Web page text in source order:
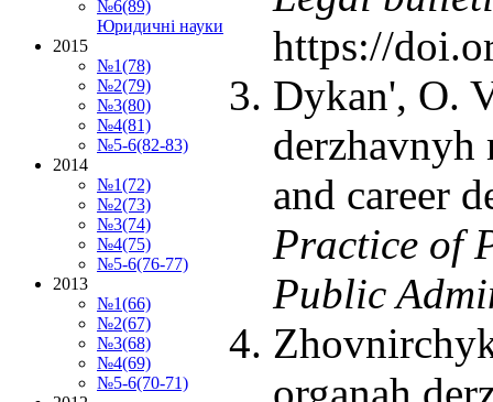
https://
Dykan', O.
and career
Practice of
Public
organah
№6(89)
Юридичні науки
2015
№1(78)
№2(79)
№3(80)
№4(81)
№5-6(82-83)
2014
№1(72)
№2(73)
№3(74)
№4(75)
№5-6(76-77)
2013
№1(66)
№2(67)
№3(68)
№4(69)
№5-6(70-71)